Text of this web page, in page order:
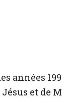
années
et de